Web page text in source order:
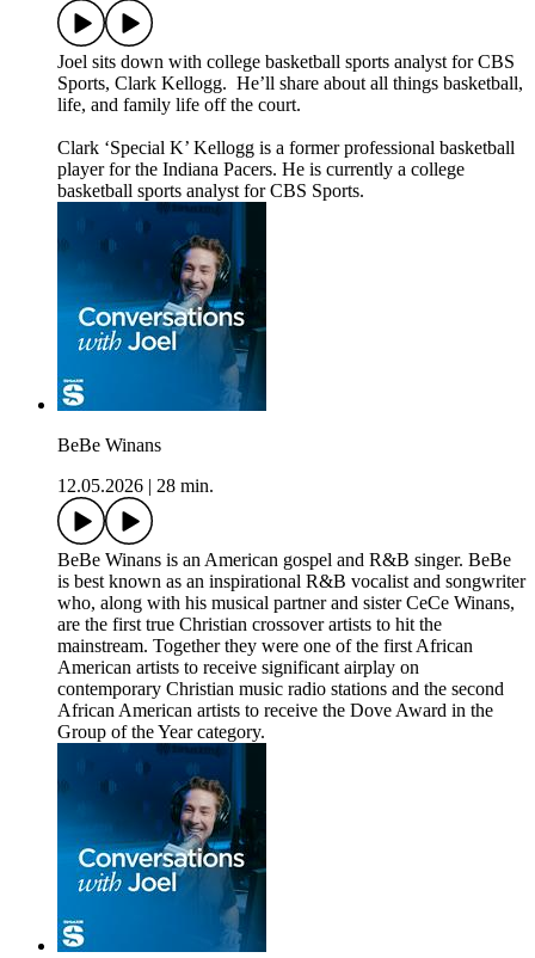
Joel sits down with college basketball sports analyst for CBS
Sports, Clark Kellogg. He’ll share about all things basketball,
life, and family life off the court.
Clark ‘Special K’ Kellogg is a former professional basketball
player for the Indiana Pacers. He is currently a college
basketball sports analyst for CBS Sports.
BeBe Winans
12.05.2026
28 min.
BeBe Winans is an American gospel and R&B singer. BeBe
is best known as an inspirational R&B vocalist and songwriter
who, along with his musical partner and sister CeCe Winans,
are the first true Christian crossover artists to hit the
mainstream. Together they were one of the first African
American artists to receive significant airplay on
contemporary Christian music radio stations and the second
African American artists to receive the Dove Award in the
Group of the Year category.